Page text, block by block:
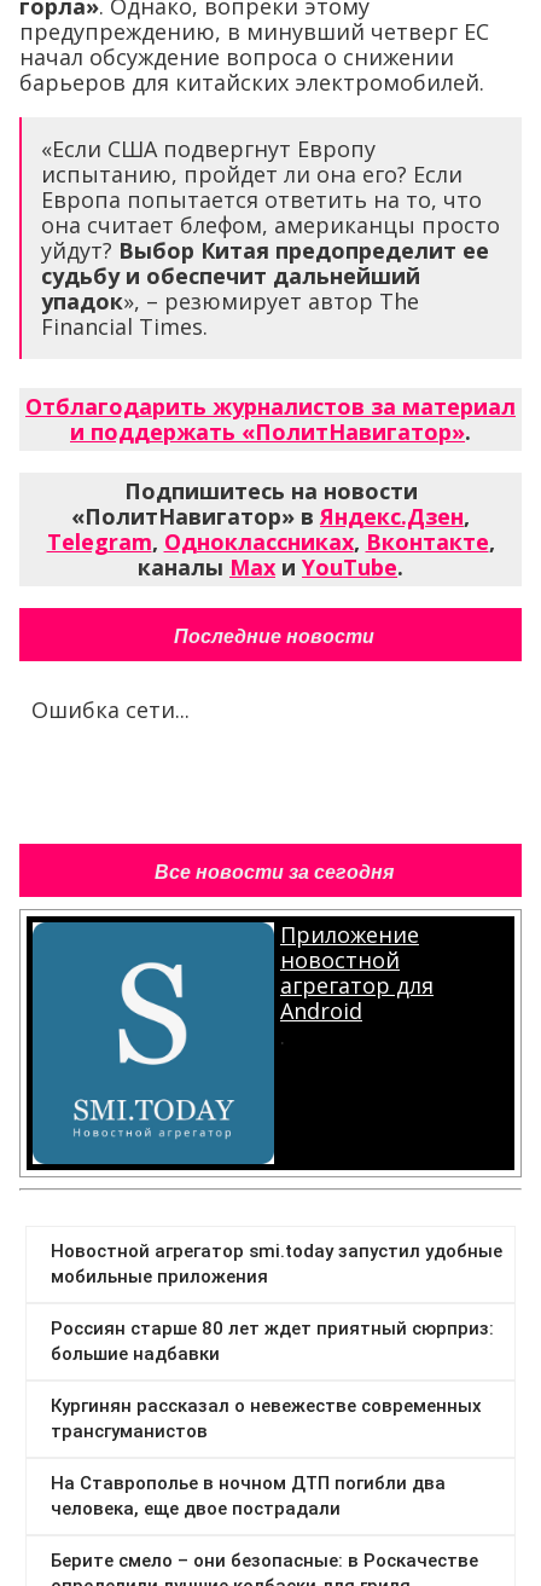
горла». Однако, вопреки этому
предупреждению, в минувший четверг ЕС
начал обсуждение вопроса о снижении
барьеров для китайских электромобилей.
«Если США подвергнут Европу
испытанию, пройдет ли она его? Если
Европа попытается ответить на то, что
она считает блефом, американцы просто
уйдут? Выбор Китая предопределит ее
судьбу и обеспечит дальнейший
упадок», – резюмирует автор The
Financial Times.
Отблагодарить журналистов за материал
и поддержать «ПолитНавигатор».
Подпишитесь на новости
«ПолитНавигатор» вЯндекс.Дзен,
Telegram, Одноклассниках, Вконтакте,
каналы Max и YouTube.
Последние новости
Ошибка сети...
Все новости за сегодня
Приложение
новостной
агрегатор для
Android
.